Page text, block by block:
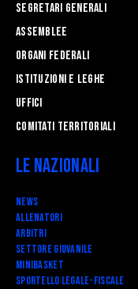
Segretari generali
Assemblee
Organi federali
Istituzioni e leghe
Uffici
Comitati Territoriali
Le Nazionali
News
Allenatori
Arbitri
Settore Giovanile
Minibasket
SPORTELLO LEGALE-FISCALE